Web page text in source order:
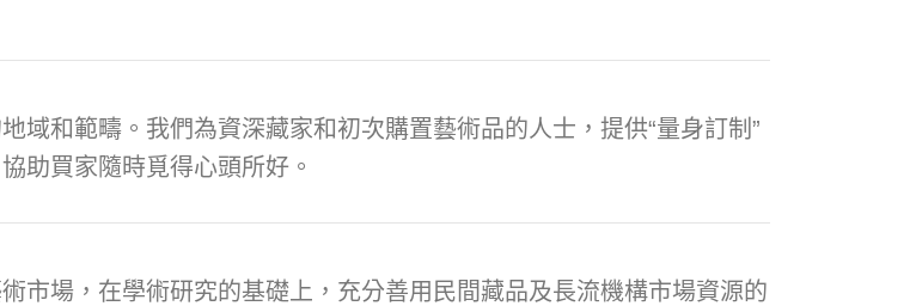
和範疇。我們為資深藏家和初次購置藝術品的人士，提供“量身訂制”
助買家隨時覓得心頭所好。
市場，在學術研究的基礎上，充分善用民間藏品及長流機構市場資源的